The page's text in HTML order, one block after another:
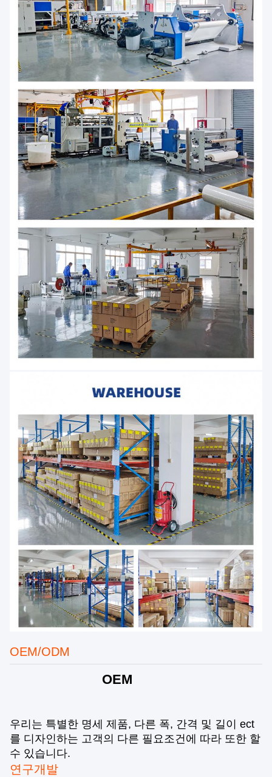
OEM/ODM
OEM
우리는 특별한 명세 제품, 다른 폭, 간격 및 길이 ect
를 디자인하는 고객의 다른 필요조건에 따라 또한 할
수 있습니다.
연구개발